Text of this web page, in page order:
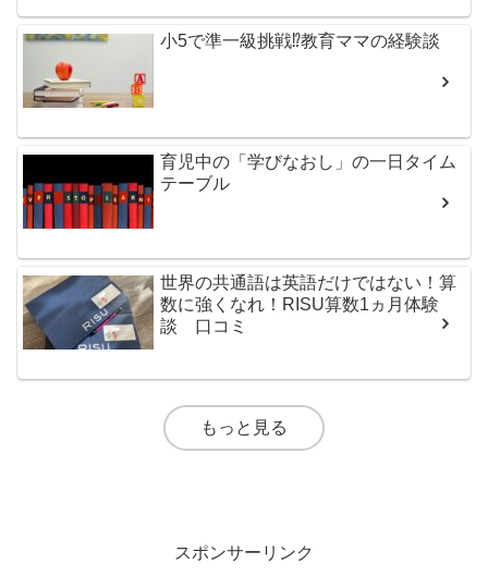
小5で準一級挑戦⁉教育ママの経験談
育児中の「学びなおし」の一日タイム
テーブル
世界の共通語は英語だけではない！算
数に強くなれ！RISU算数1ヵ月体験
談 口コミ
もっと見る
スポンサーリンク